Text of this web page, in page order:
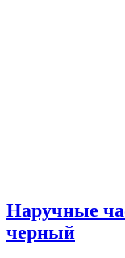
Наручные
черный